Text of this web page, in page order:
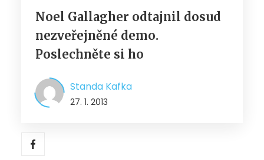
Noel Gallagher odtajnil dosud
nezveřejněné demo.
Poslechněte si ho
Standa Kafka
27. 1. 2013